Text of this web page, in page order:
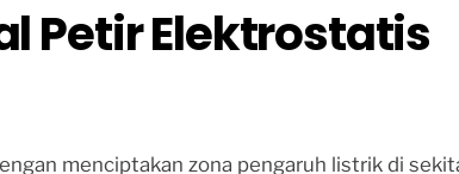
Petir Elektrostatis
menciptakan zona pengaruh listrik di